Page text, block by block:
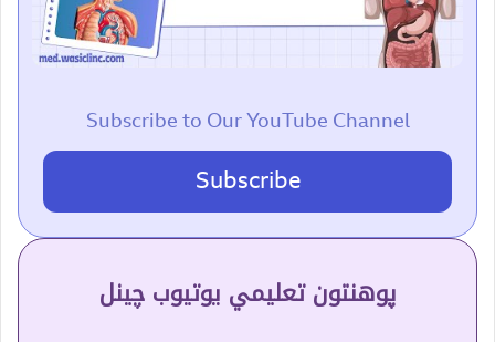
Subscribe to Our YouTube Channel
Subscribe
پوهنتون تعلیمي یوتیوب چینل